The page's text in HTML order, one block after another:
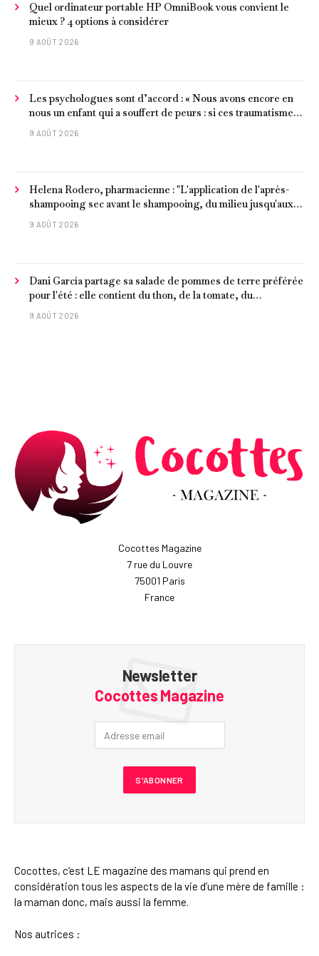
Quel ordinateur portable HP OmniBook vous convient le
mieux ? 4 options à considérer
9 AOÛT 2026
Les psychologues sont d’accord : « Nous avons encore en
nous un enfant qui a souffert de peurs : si ces traumatismes
ne sont pas surmontés, ils continueront à nous affecter dans
9 AOÛT 2026
Helena Rodero, pharmacienne : "L'application de l'après-
shampooing sec avant le shampooing, du milieu jusqu'aux
pointes, est recommandée pour les cheveux délicats et
9 AOÛT 2026
Dani García partage sa salade de pommes de terre préférée
pour l'été : elle contient du thon, de la tomate, du
concombre et de l'œuf
9 AOÛT 2026
Cocottes Magazine
7 rue du Louvre
75001 Paris
France
Newsletter
Cocottes Magazine
Cocottes, c’est LE magazine des mamans qui prend en
considération tous les aspects de la vie d’une mère de famille :
la maman donc, mais aussi la femme.
Nos autrices :